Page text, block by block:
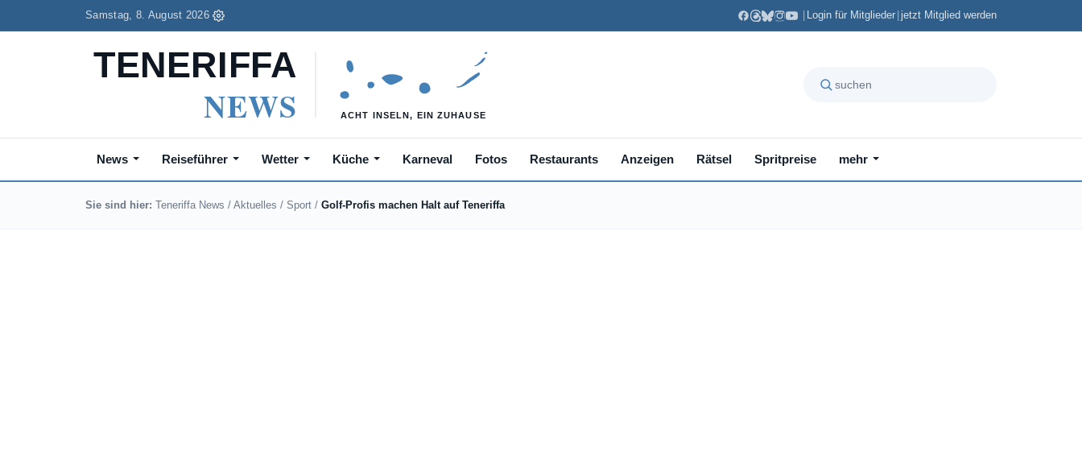
Samstag, 8. August 2026 Login für Mitglieder jetzt Mitglied werden
News Reiseführer Wetter Küche Karneval Fotos Restaurants Anzeigen Rätsel Spritpreise mehr
Sie sind hier: Teneriffa News / Aktuelles / Sport / Golf-Profis machen Halt auf Teneriffa